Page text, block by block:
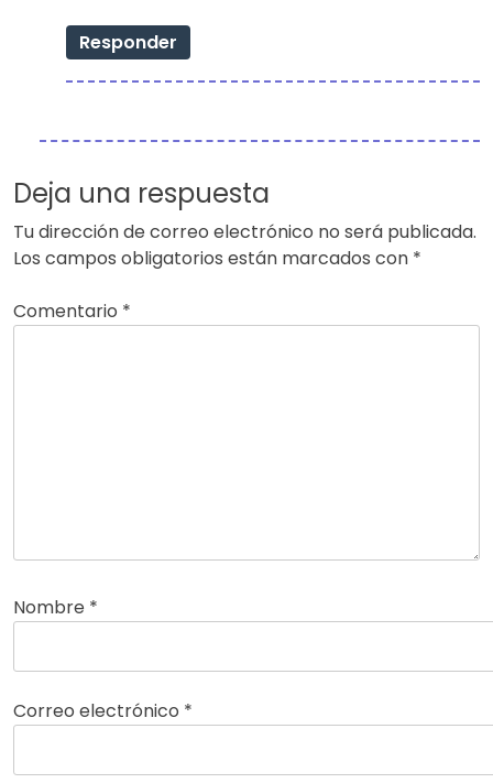
Responder
Deja una respuesta
Tu dirección de correo electrónico no será publicada.
Los campos obligatorios están marcados con *
Comentario *
Nombre *
Correo electrónico *